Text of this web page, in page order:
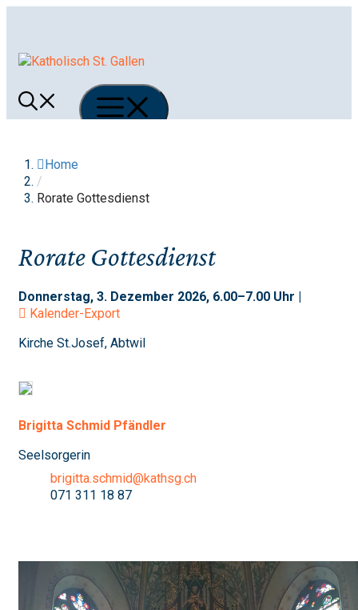
Menü
Home
/
Rorate Gottesdienst
Rorate Gottesdienst
Donnerstag, 3. Dezember 2026, 6.00–7.00 Uhr |
Kalender-Export
Kirche St.Josef, Abtwil
Brigitta Schmid Pfändler
Seelsorgerin
brigitta.schmid@kathsg.ch
071 311 18 87